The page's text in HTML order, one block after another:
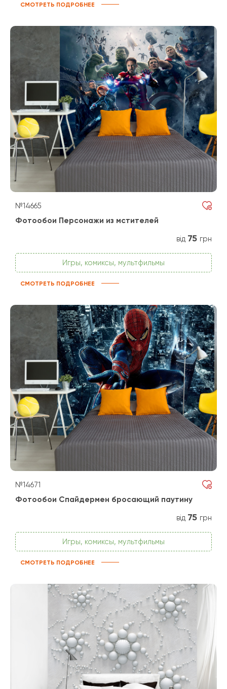
СМОТРЕТЬ ПОДРОБНЕЕ
№14665
Фотообои Персонажи из мстителей
від 75 грн
Игры, комиксы, мультфильмы
СМОТРЕТЬ ПОДРОБНЕЕ
№14671
Фотообои Спайдермен бросающий паутину
від 75 грн
Игры, комиксы, мультфильмы
СМОТРЕТЬ ПОДРОБНЕЕ